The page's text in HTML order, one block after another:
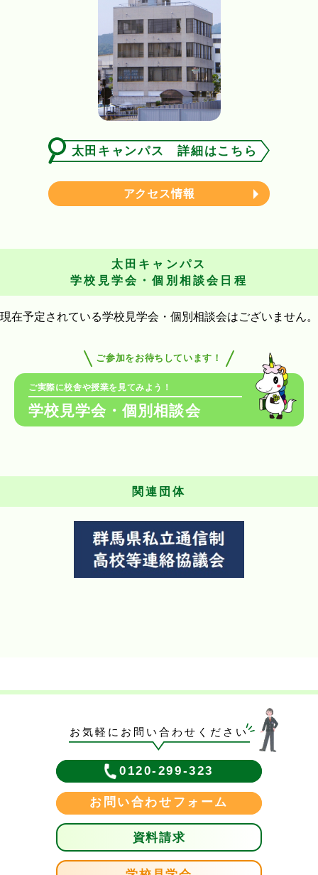
太田キャンパス 詳細はこちら
アクセス情報
太田キャンパス
学校見学会・個別相談会日程
現在予定されている学校見学会・個別相談会はございません。
ご参加をお待ちしています！
ご実際に校舎や授業を見てみよう！
学校見学会・個別相談会
関連団体
お気軽にお問い合わせください
0120-299-323
お問い合わせフォーム
資料請求